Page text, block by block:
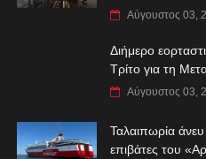
Αύγουστος 03,
Διήμερο
Τρίτο για τη
Αύγουστος 03,
Ταλαιπωρία
επιβάτες του